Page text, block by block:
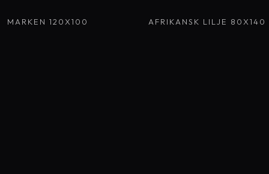
MARKEN 120X100 AFRIKANSK LILJE 80X140